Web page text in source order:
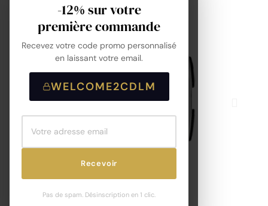
-12% sur votre
première commande
Recevez votre code promo personnalisé
en laissant votre email.
WELCOME2CDLM
Recevoir
Pas de spam. Désinscription en 1 clic.